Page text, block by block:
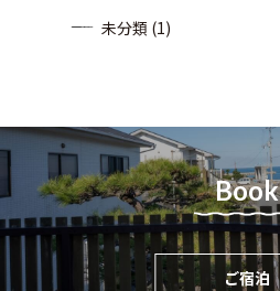
未分類 (1)
Book
ご宿泊